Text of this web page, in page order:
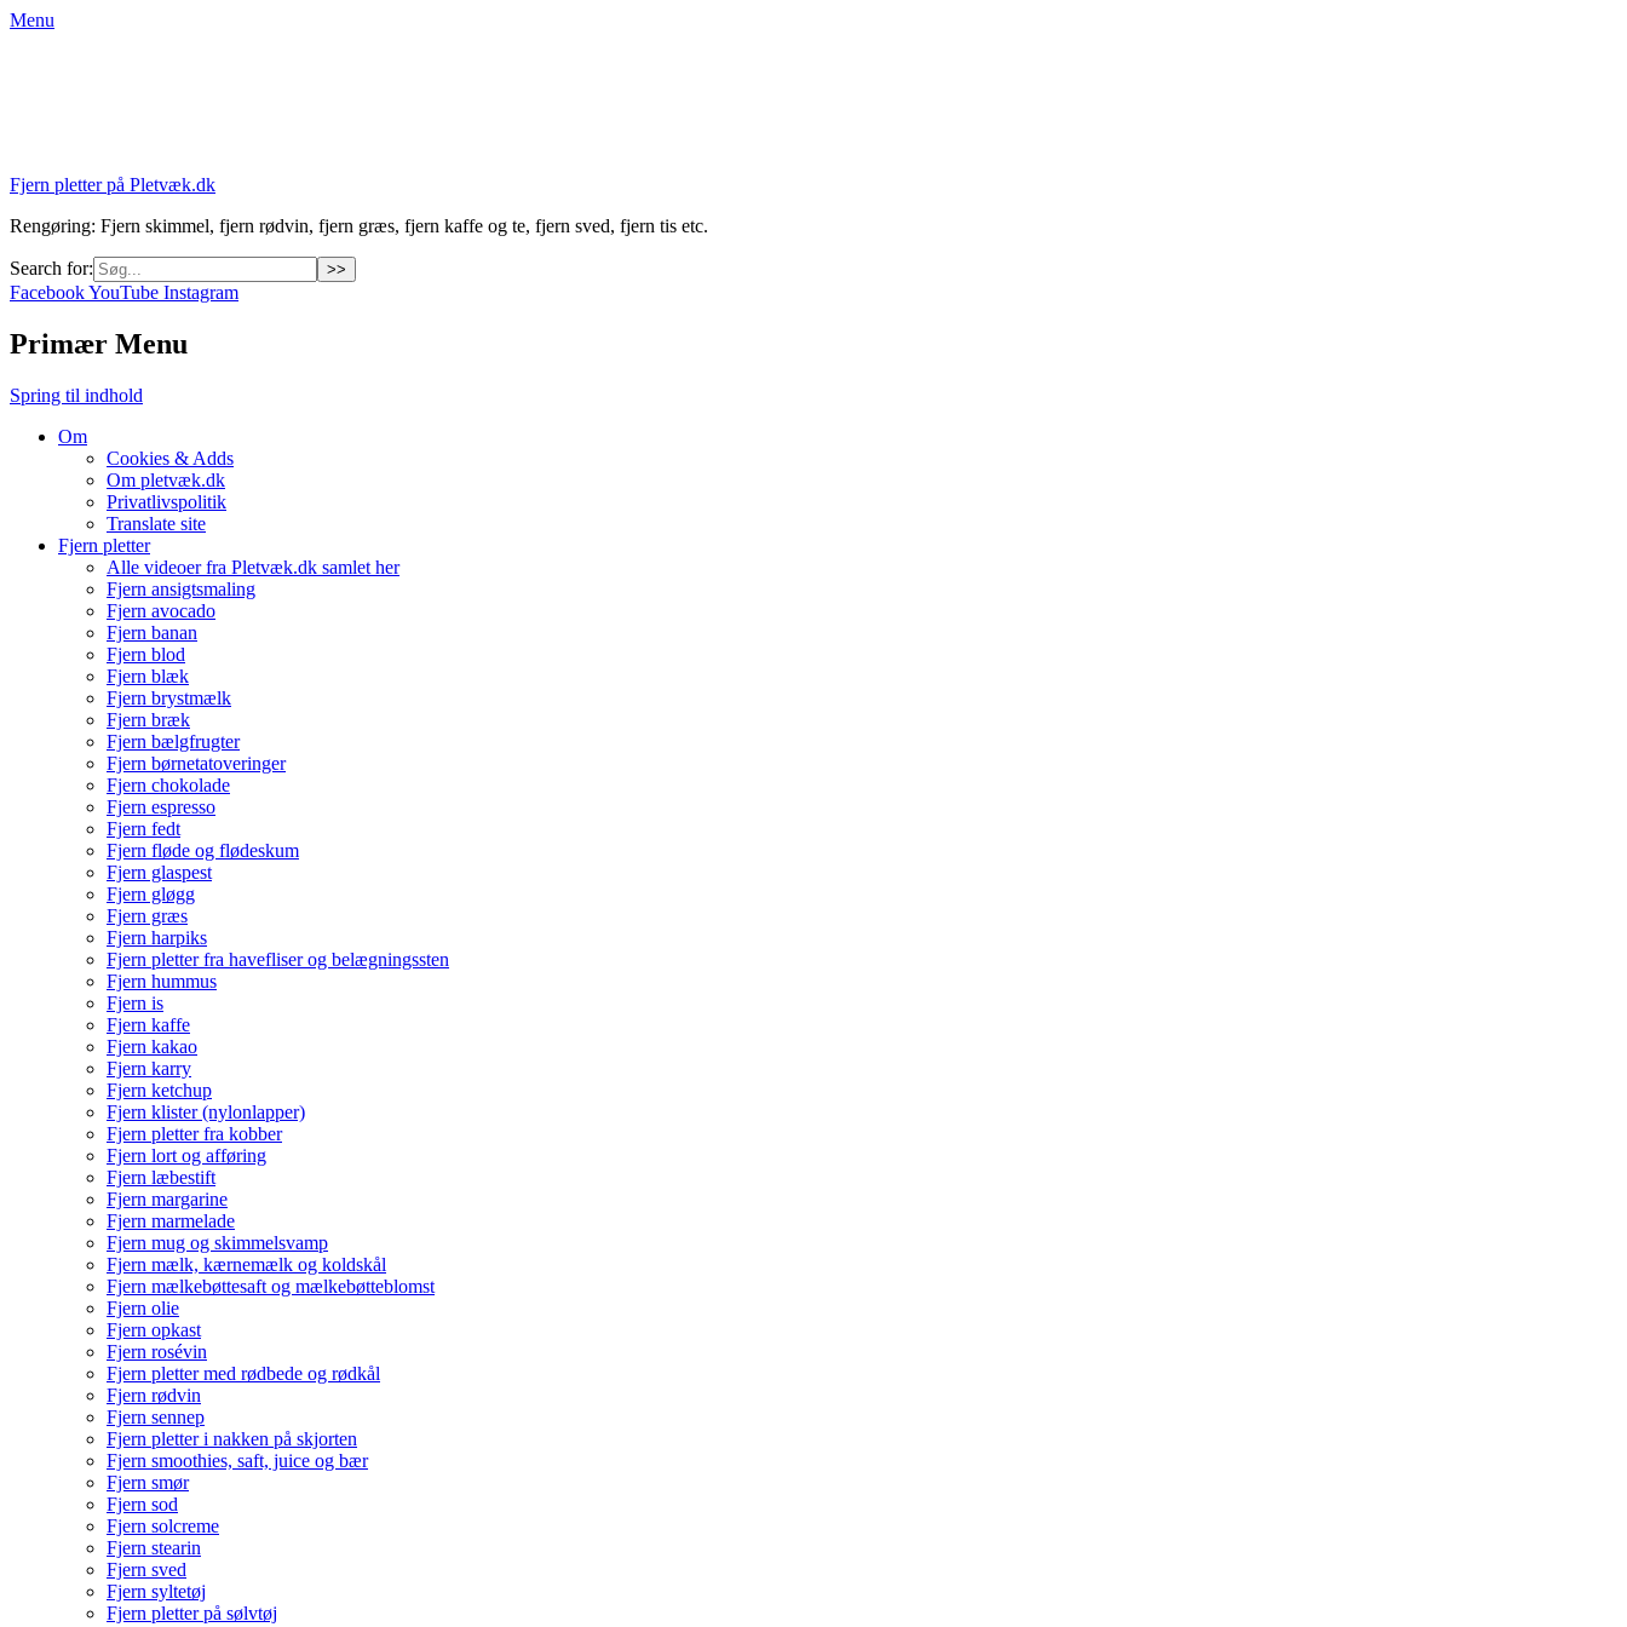
Menu
Fjern pletter på Pletvæk.dk
Rengøring: Fjern skimmel, fjern rødvin, fjern græs, fjern kaffe og te, fjern sved, fjern tis etc.
Search for:
FacebookYouTube Instagram
Primær Menu
Spring til indhold
Om
Cookies & Adds
Om pletvæk.dk
Privatlivspolitik
Translate site
Fjern pletter
Alle videoer fra Pletvæk.dk samlet her
Fjern ansigtsmaling
Fjern avocado
Fjern banan
Fjern blod
Fjern blæk
Fjern brystmælk
Fjern bræk
Fjern bælgfrugter
Fjern børnetatoveringer
Fjern chokolade
Fjern espresso
Fjern fedt
Fjern fløde og flødeskum
Fjern glaspest
Fjern gløgg
Fjern græs
Fjern harpiks
Fjern pletter fra havefliser og belægningssten
Fjern hummus
Fjern is
Fjern kaffe
Fjern kakao
Fjern karry
Fjern ketchup
Fjern klister (nylonlapper)
Fjern pletter fra kobber
Fjern lort og afføring
Fjern læbestift
Fjern margarine
Fjern marmelade
Fjern mug og skimmelsvamp
Fjern mælk, kærnemælk og koldskål
Fjern mælkebøttesaft og mælkebøtteblomst
Fjern olie
Fjern opkast
Fjern rosévin
Fjern pletter med rødbede og rødkål
Fjern rødvin
Fjern sennep
Fjern pletter i nakken på skjorten
Fjern smoothies, saft, juice og bær
Fjern smør
Fjern sod
Fjern solcreme
Fjern stearin
Fjern sved
Fjern syltetøj
Fjern pletter på sølvtøj